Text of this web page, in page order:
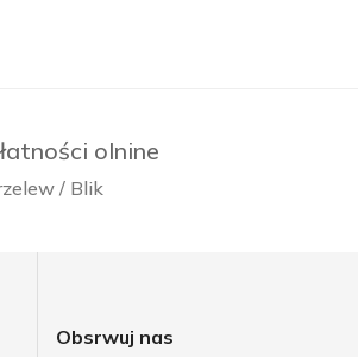
olnine
/ Blik
Obsrwuj nas